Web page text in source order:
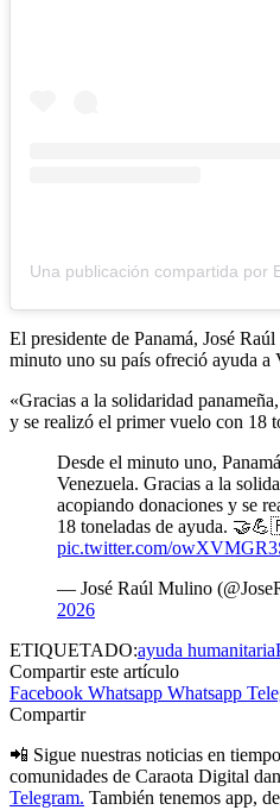
El presidente de Panamá, José
minuto uno su país ofreció ayuda a
«Gracias a la solidaridad
y se realizó el primer vuelo con 18
Desde el minuto uno,
Venezuela. Gracias a la
acopiando donaciones y se
18 toneladas de ayuda.
pic.twitter.com/
— José Raúl Mulino
2026
ETIQUETADO:ayuda humanitaria
Compartir este artículo
Facebook Whatsapp Whatsapp
Compartir
📲 Sigue nuestras noticias en
comunidades de Caraota Digital
Telegram. También tenemos app,